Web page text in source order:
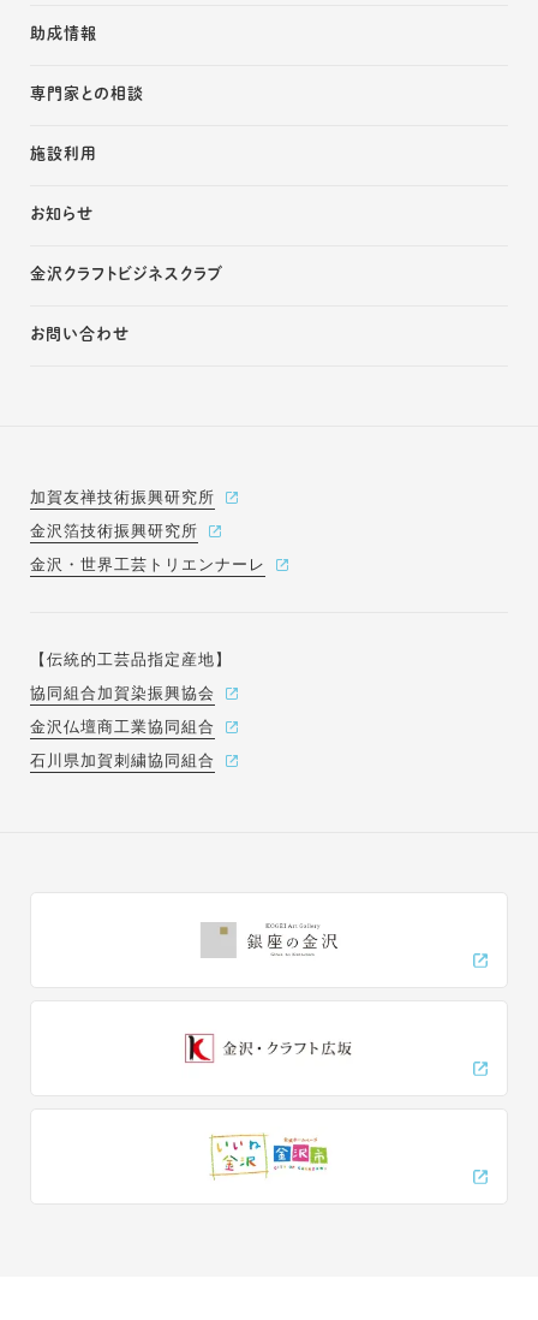
助成情報
専門家との相談
施設利用
お知らせ
金沢クラフトビジネスクラブ
お問い合わせ
加賀友禅技術振興研究所
金沢箔技術振興研究所
金沢・世界工芸トリエンナーレ
【伝統的工芸品指定産地】
協同組合加賀染振興協会
金沢仏壇商工業協同組合
石川県加賀刺繍協同組合